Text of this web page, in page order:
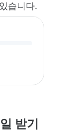
습니다.
받기